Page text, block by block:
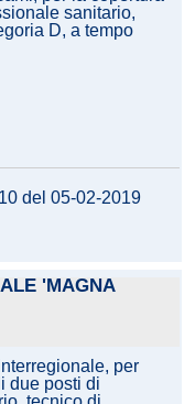
sanitario,
D, a tempo
del 05-02-2019
'MAGNA
per
due posti di